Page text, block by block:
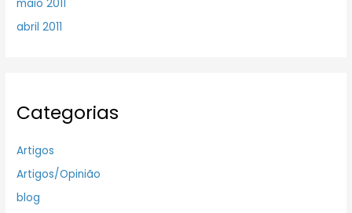
maio 2011
abril 2011
Categorias
Artigos
Artigos/Opinião
blog